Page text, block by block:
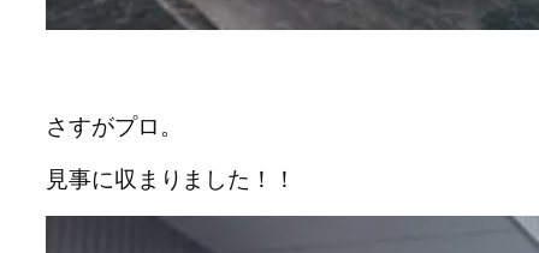
さすがプロ。
見事に収まりました！！